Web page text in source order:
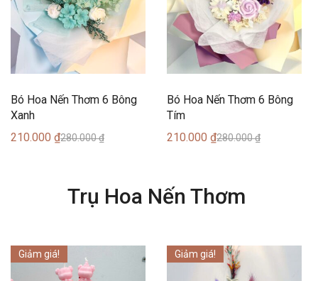
Bó Hoa Nến Thơm 6 Bông
Xanh
280.000₫
210.000 ₫
Bó Hoa Nến Thơm 6 Bông
Tím
280.000₫
210.000₫
Trụ Hoa Nến Thơm
Giảm giá! Giảm giá!